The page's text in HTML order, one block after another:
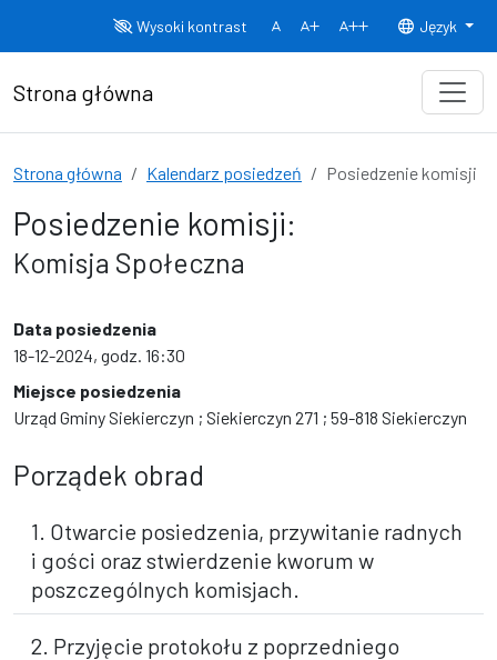
Wysoki kontrast
Normalny rozmiar czcionki
Rozmiar czcionki 150% Rozmiar
Język
Strona główna
Strona główna Kalendarz posiedzeń Posiedzenie komisji
Posiedzenie komisji:
Komisja Społeczna
Data posiedzenia
18-12-2024, godz. 16:30
Miejsce posiedzenia
Urząd Gminy Siekierczyn ; Siekierczyn 271 ; 59-818 Siekierczyn
Porządek obrad
1. Otwarcie posiedzenia, przywitanie radnych
i gości oraz stwierdzenie kworum w
poszczególnych komisjach.
2. Przyjęcie protokołu z poprzedniego